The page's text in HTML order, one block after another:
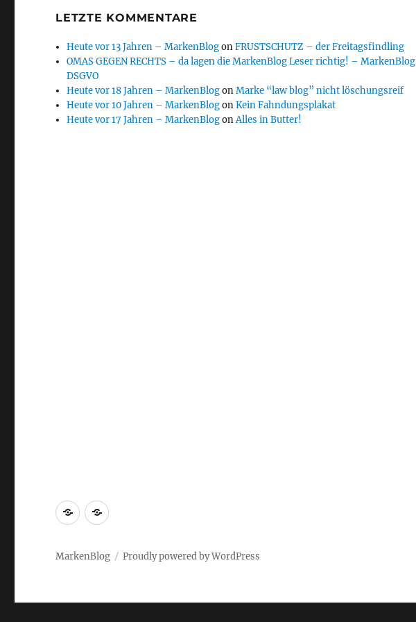
LETZTE KOMMENTARE
Heute vor 13 Jahren – MarkenBlogonFRUSTSCHUTZ – der Freitagsfindling
OMAS GEGEN RECHTS – da lagen die MarkenBlog Leser richtig! – MarkenBlog
DSGVO
Heute vor 18 Jahren – MarkenBlogonMarke “law blog” nicht löschungsreif
Heute vor 10 Jahren – MarkenBlogonKein Fahndungsplakat
Heute vor 17 Jahren – MarkenBlogonAlles in Butter!
Markenrecherche
Gastbeiträge
MarkenBlog Proudly powered by WordPress